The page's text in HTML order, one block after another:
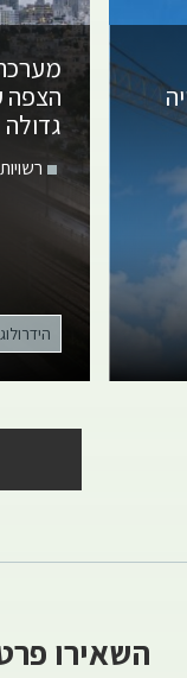
הצפה
גדולה
השאירו